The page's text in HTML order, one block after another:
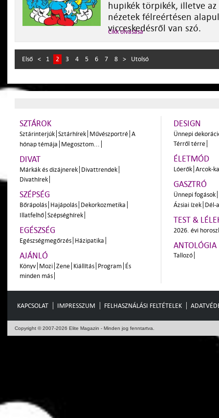
hupikék törpikék, illetve az
nézetek félreértésen
vicceskedésről van szó.
Cikk olvasása
Első < 1 2 3 4 5 6 7 8 > Utolsó
SZTÁROK
Sztárinterjúk Sztárhírek Művészportré A
hónap témája Megosztom...
DIVAT
Márkák és dizájnerek Divattrendek
Divathírek
SZÉPSÉG
Bőrápolás Hajápolás Dekorkozmetika
Illatfelhő Szépséghírek
EGÉSZSÉG
Egészségmegőrzés Házipatika
AJÁNLÓ
Könyv Mozi Zene Kiállítás Program És
minden más
DESIGN
Ünnepi
Térről térre
ÉLETMÓD
Lóerők Arcok-
GASZTRÓ
Ünnepi fogások
Ázsiai ízek Dél-
TEST &
2026. évi
ANTOLÓGIA
Tallozó
KAPCSOLAT IMPRESSZUM FELHASZNÁLÁSI FELTÉTELEK
Copyright © 2007-2026 Elite Magazin - Minden jog fenntartva.